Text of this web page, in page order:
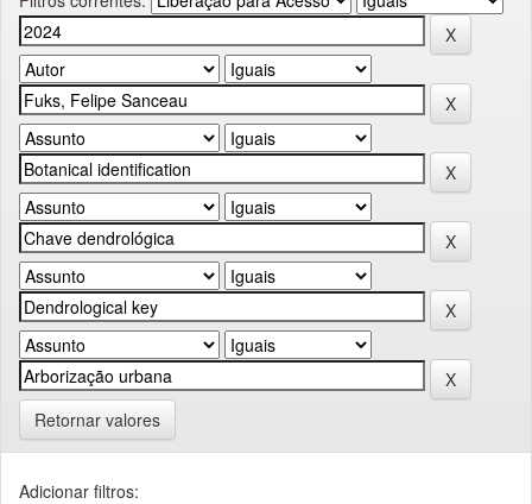
Retornar valores
Adicionar filtros: